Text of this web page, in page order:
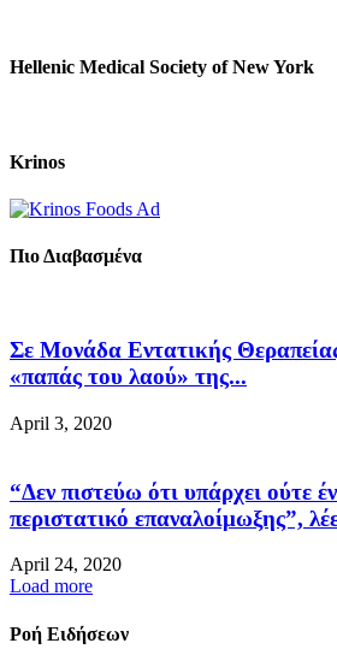
Hellenic Medical Society of New York
Krinos
Πιο Διαβασμένα
Σε Μονάδα Εντατικής
«παπάς του λαού» της...
April 3, 2020
“Δεν πιστεύω ότι υπάρχει ούτε
περιστατικό επαναλοίμωξης”,
April 24, 2020
Load more
Ροή Ειδήσεων